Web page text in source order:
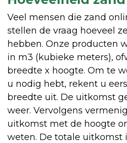
Veel mensen die zand
stellen de vraag hoeveel
hebben. Onze producten
in m3 (kubieke meters),
breedte x hoogte. Om te
u nodig hebt, rekent u
breedte uit. De uitkomst
weer. Vervolgens
uitkomst met de hoogte
weten. De totale uitkomst